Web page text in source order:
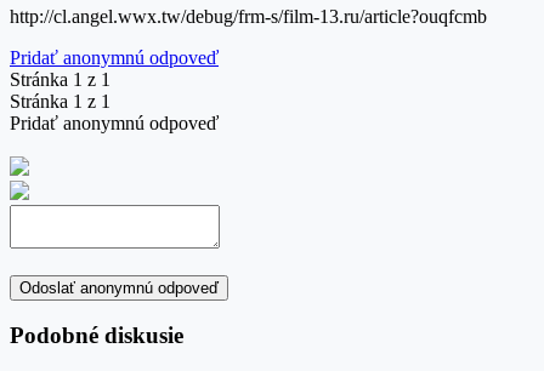
http://cl.angel.wwx.tw/debug/frm-s/film-13.ru/article?ouqfcmb
Pridať anonymnú odpoveď
Stránka 1 z 1
Stránka 1 z 1
Pridať anonymnú odpoveď
Odoslať anonymnú odpoveď
Podobné diskusie